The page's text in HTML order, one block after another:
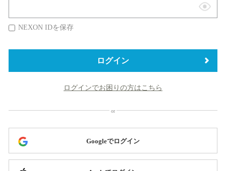
表
替
NEXON IDを保存
ログイン
ログインでお困りの方はこちら
Googleでログイン